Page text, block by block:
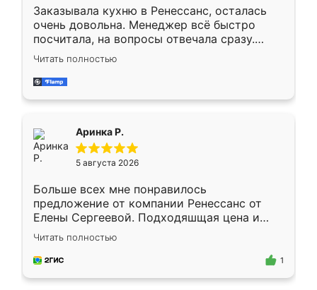
Заказывала кухню в Ренессанс, осталась
очень довольна. Менеджер всё быстро
посчитала, на вопросы отвечала сразу.
Замерщик приехал в субботу, подошёл к
делу со всей ответственностью. Собрали
за день, ребята работали аккуратно, даже
Читать полностью
Аринка Р.
5 августа 2026
Больше всех мне понравилось
предложение от компании Ренессанс от
Елены Сергеевой. Подходяшщая цена и
короткие сроки изготовления. Приехавший
для замера сотрудник Владислав
предложил по моему эскизу самый
Читать полностью
1